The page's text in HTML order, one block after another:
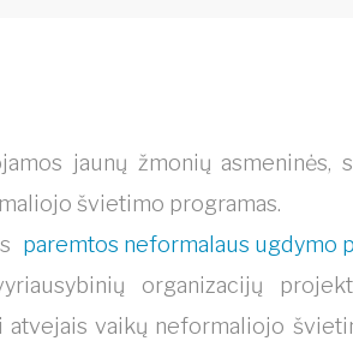
jaunų žmonių asmeninės,
švietimo programas.
paremtos neformalaus ugdymo
organizacijų
vaikų neformaliojo